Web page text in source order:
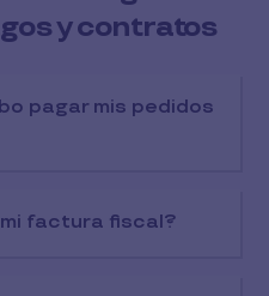
y contratos
pagar mis pedidos
factura fiscal?